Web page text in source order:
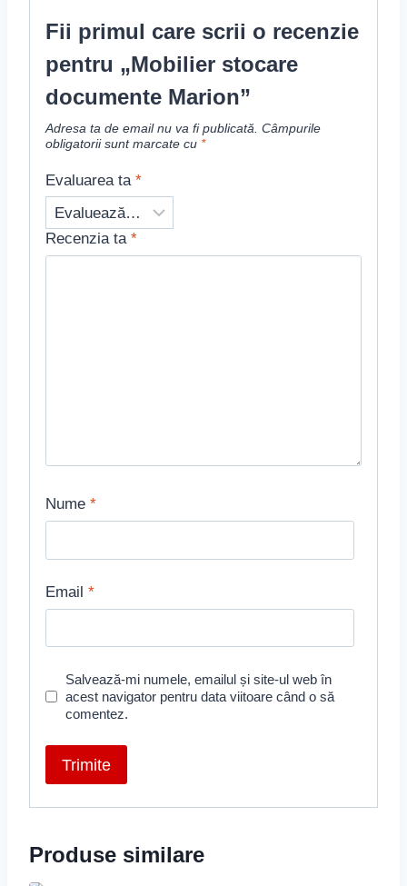
Fii primul care scrii o recenzie
pentru „Mobilier stocare
documente Marion”
Adresa ta de email nu va fi publicată. Câmpurile
obligatorii sunt marcate cu *
Evaluarea ta *
Recenzia ta *
Nume *
Email *
Salvează-mi numele, emailul și site-ul web în
acest navigator pentru data viitoare când o să
comentez.
Produse similare